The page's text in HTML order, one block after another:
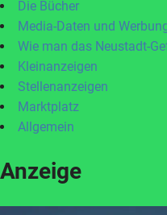
Die Bücher
Media-Daten und
Wie man das Neustadt-
Kleinanzeigen
Stellenanzeigen
Marktplatz
Allgemein
Anzeige